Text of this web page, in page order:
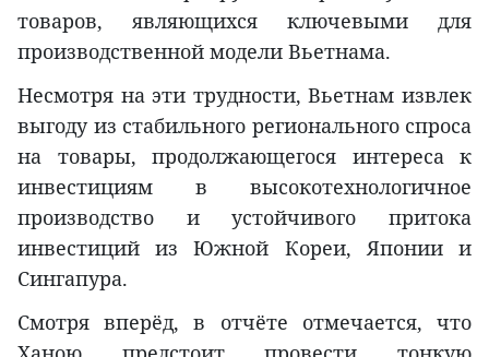
товаров, являющихся ключевыми для
производственной модели Вьетнама.
Несмотря на эти трудности, Вьетнам извлек
выгоду из стабильного регионального спроса
на товары, продолжающегося интереса к
инвестициям в высокотехнологичное
производство и устойчивого притока
инвестиций из Южной Кореи, Японии и
Сингапура.
Смотря вперёд, в отчёте отмечается, что